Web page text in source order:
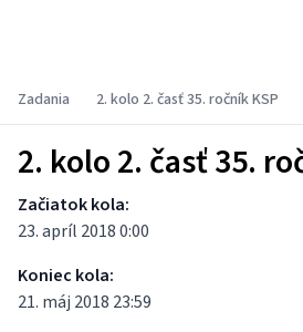
Zadania 2. kolo 2. časť 35. ročník KSP
2. kolo 2. časť 35.
Začiatok kola:
23. apríl 2018 0:00
Koniec kola:
21. máj 2018 23:59